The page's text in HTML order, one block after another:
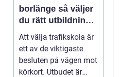
borlänge så väljer
du rätt utbildning
mot körkort
Att välja trafikskola är
ett av de viktigaste
besluten på vägen mot
körkort. Utbudet är